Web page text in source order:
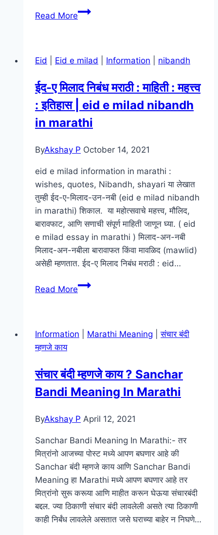
Read MoreValentine
Marathi
व्हॅलेन्टाईन
दिवस
माहिती
मराठी
Eid Eid e milad Information nibandh
ईद-ए मिलाद निबंध मराठी : माहिती : महत्त्व
: इतिहास | eid e milad nibandh
in marathi
ByAkshay P October 14, 2021
eid e milad information in marathi :
wishes, quotes, Nibandh, shayari या लेखात
तुम्ही ईद-ए-मिलाद-उन-नबी (eid e milad nibandh
in marathi) शिकाल. या महोत्सवाचे महत्त्व, मौलिद,
बारावफाट, आणि सणाची संपूर्ण माहिती जाणून घ्या. ( eid
e milad essay in marathi ) मिलाद-अन-नबी
मिलाद-अन-नबीला बारावाफत किंवा मावळिद (mawlid)
असेही म्हणतात. ईद-ए मिलाद निबंध मराठी : eid…
Read Moreईद-
मराठी
:
महत्त्व
इतिहास
eid
e
milad
nibandh
in
marathi
Information Marathi Meaning |संचार बंदी
म्हणजे काय
संचार बंदी म्हणजे काय ? Sanchar
Bandi Meaning In Marathi
ByAkshay P April 12, 2021
Sanchar Bandi Meaning In Marathi:- तर
मित्रांनो आजच्या पोस्ट मध्ये आपण बघणार आहे की
Sanchar बंदी म्हणजे काय आणि Sanchar Bandi
Meaning हा Marathi मध्ये आपण बघणार आहे तर
मित्रांनो सुरू करूया आणि माहीत करून घेऊया संचारबंदी
बद्दल. ज्या ठिकाणी संचार बंदी लावलेली असते त्या ठिकाणी
काही निर्बंध लावलेले असतात जसे घराच्या बाहेर न निघणे…